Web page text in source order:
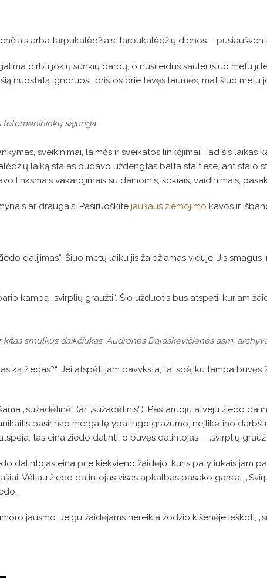
arba tarpukalėdžiais, tarpukalėdžių dienos –
dirbti jokių sunkių darbų, o nusileidus saulei (šiuo metu ji
nuostatą ignoruosi, pristos prie tavęs laumės, mat šiuo metu
fotomenininkų sąjunga
sveikinimai, laimės ir sveikatos linkėjimai. Tad šis laikas
laiką stalas būdavo uždengtas balta staltiese, ant stalo
linksmais vakarojimais su dainomis, šokiais, vaidinimais,
ar draugais. Pasiruoškite jaukaus žiemojimo kavos ir
dalijimas“. Šiuo metų laiku jis žaidžiamas viduje. Jis smagus
kampą „svirplių graužti“. Šio užduotis bus atspėti, kuriam
smulkus daikčiukas. Audronės Daraškevičienės asm.
ką žiedas?“. Jei atspėti jam pavyksta, tai spėjiku tampa
„sužadėtinė“ (ar „sužadėtinis“). Pastaruoju atveju žiedo
pasirinko mergaitę ypatingo gražumo, neįtikėtino
tas eina žiedo dalinti, o buvęs dalintojas – „svirplių
dalintojas eina prie kiekvieno žaidėjo, kuris patyliukais jam
Vėliau žiedo dalintojas visas apkalbas pasako garsiai.
jausmo. Jeigu žaidėjams nereikia žodžio kišenėje ieškoti,